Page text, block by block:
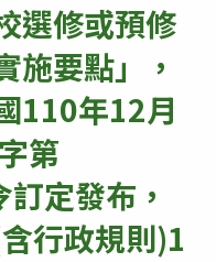
選修或預修
施要點」，
110年12月
第
定發布，
行政規則)1